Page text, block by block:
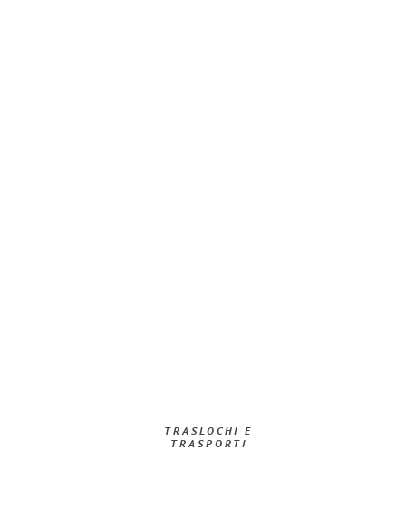
TRASLOCHI E
TRASPORTI​